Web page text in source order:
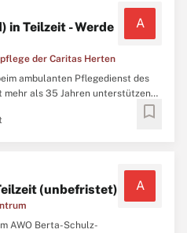
Teilzeit - Werde
der Caritas Herten
A
ambulanten Pflegedienst des
mehr als 35 Jahren unterstützen
ihrem häuslichen Umfeld. Unsere
Herten. Eine Tour
bookmark
(unbefristet) A
AWO Berta-Schulz-